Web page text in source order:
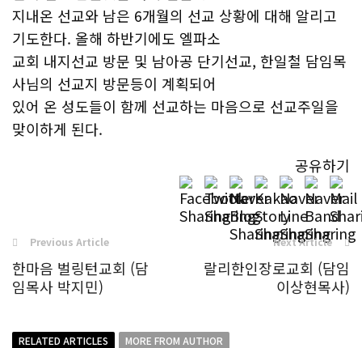
지내온 선교와 남은 6개월의 선교 상황에 대해 알리고
기도한다. 올해 하반기에도 엘파소
교회 내지선교 방문 및 남아공 단기선교, 한일철 담임목
사님의 선교지 방문등이 계획되어
있어 온 성도들이 함께 선교하는 마음으로 선교주일을
맞이하게 된다.
공유하기
Previous Article
한마음 벌링턴교회 (담
임목사 박지민)
Next Article
랄리한인장로교회 (담임
이상현목사)
RELATED ARTICLES
MORE FROM AUTHOR